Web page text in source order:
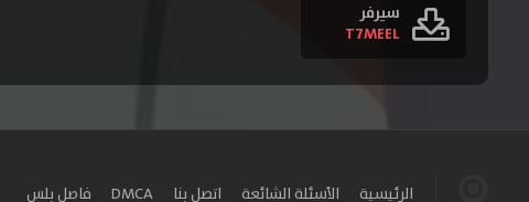
سيرفر
T7MEEL
الرئيسية الأسئلة الشائعة اتصل بنا DMCA فاصل بلس